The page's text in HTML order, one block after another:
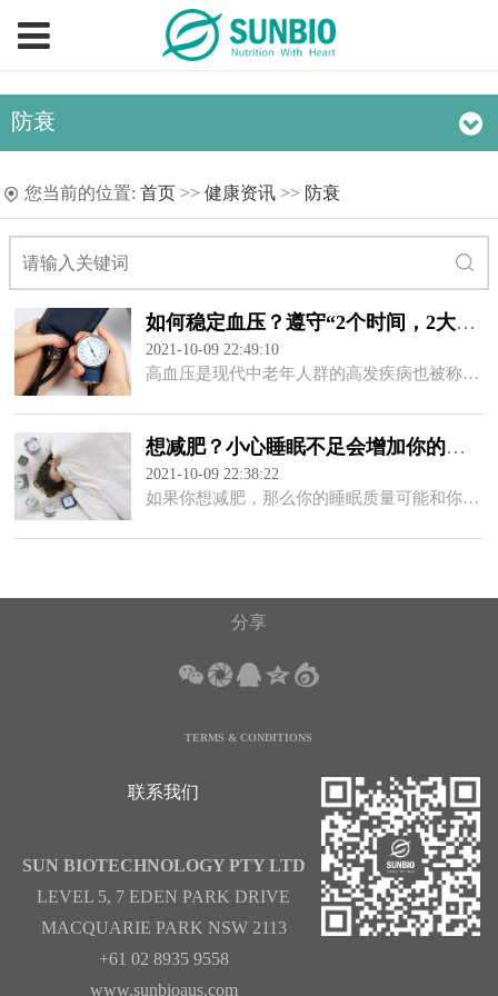
防衰
您当前的位置: 首页 >> 健康资讯 >> 防衰
如何稳定血压？遵守“2个时间，2大原则”很关键
2021-10-09 22:49:10
​高血压是现代中老年人群的高发疾病也被称为“老年病”高血压患者平时可能身体不痛不痒但是长期下去对人们的健康有很大的危害那么高血压患者如何保持血压的稳定保持健康长寿呢？可以遵循“2个时间，2个原则”一起来看看吧！一、2个时间测量血压的时间人体的血压在一天中并不是稳定不变的，而是有规律的波动。早晨9点到11点，
想减肥？小心睡眠不足会增加你的食欲！
2021-10-09 22:38:22
​如果你想减肥，那么你的睡眠质量可能和你的饮食、锻炼一样重要。 不幸的是，大多数人都睡眠不足。根据一项针对中国成年人的研究，大约30%的成年人每晚睡眠时间少于6个小时。 睡眠不足会产生哪些影响 让你食欲增
分享
TERMS & CONDITIONS
联系我们
SUN BIOTECHNOLOGY PTY LTD
LEVEL 5, 7 EDEN PARK DRIVE
MACQUARIE PARK NSW 2113
+61 02 8935 9558
www.sunbioaus.com